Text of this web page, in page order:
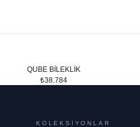
QUBE BİLEKLİK
₺38.784
KOLEKSİYONLAR